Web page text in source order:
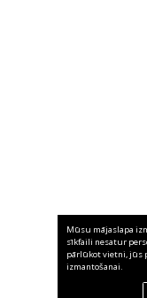
Mūsu mājaslapa
sīkfaili nesatur
pārlūkot vietni, jūs
izmantošanai.